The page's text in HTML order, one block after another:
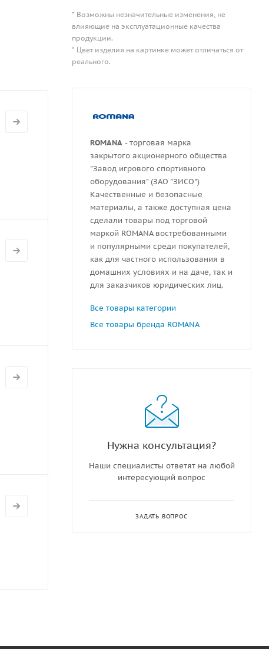
* Возможны незначительные изменения, не
влияющие на эксплуатационные качества
продукции.
* Цвет изделия на картинке может отличаться от
реального.
ROMANA - торговая марка
закрытого акционерного общества
"Завод игрового спортивного
оборудования" (ЗАО "ЗИСО")
Качественные и безопасные
материалы, а также доступная цена
сделали товары под торговой
маркой ROMANA востребованными
и популярными среди покупателей,
как для частного использования в
домашних условиях и на даче, так и
для заказчиков юридических лиц.
Все товары категории
Все товары бренда ROMANA
Нужна консультация?
Наши специалисты ответят на любой
интересующий вопрос
ЗАДАТЬ ВОПРОС